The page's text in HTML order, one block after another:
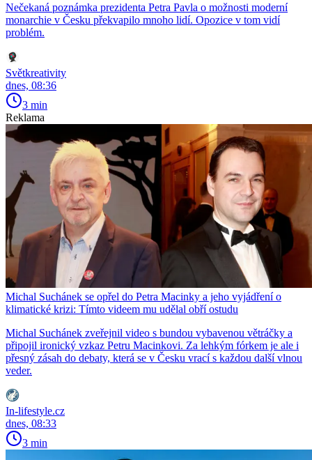
Nečekaná poznámka prezidenta Petra Pavla o možnosti moderní
monarchie v Česku překvapilo mnoho lidí. Opozice v tom vidí
problém.
Světkreativity
dnes, 08:36
3 min
Reklama
Michal Suchánek se opřel do Petra Macinky a jeho vyjádření o
klimatické krizi: Tímto videem mu udělal obří ostudu
Michal Suchánek zveřejnil video s bundou vybavenou větráčky a
připojil ironický vzkaz Petru Macinkovi. Za lehkým fórkem je ale i
přesný zásah do debaty, která se v Česku vrací s každou další vlnou
veder.
In-lifestyle.cz
dnes, 08:33
3 min